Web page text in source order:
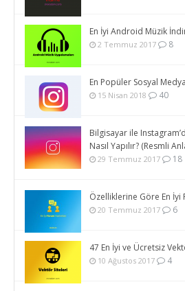
En İyi Android Müzik
2 Temmuz 2017 8
En Popüler Sosyal
15 Nisan 2018 40
Bilgisayar ile
Nasıl Yapılır? (Resmli
29 Temmuz 2017 18
Özelliklerine Göre En İyi
20 Temmuz 2017 6
47 En İyi ve Ücretsiz
10 Ağustos 2017 4